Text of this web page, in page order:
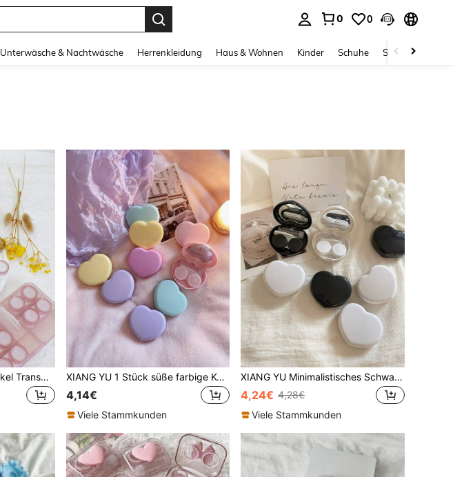
0 0
Unterwäsche & Nachtwäsche Herrenkleidung Haus & Wohnen Kinder Schuhe Schmuck &
eyekan 6-in-1 Klappdeckel Transparente Kontaktlinsenbox, minimalistisches tragbares Reiseset mit eleganter Aufbewahrungsbox und Pinzette für die Schule XIANG YU 1 Stück süße farbige Kontaktlinsenbox mit minimalistischem Design und Herz für Mädchen, niedliche Aufbewahrungsbox für Linsen, Halloween, Valentinstag, Schule
4,14€
Viele Stammkunden
XIANG YU Minimalistisches Schwarz-Weiß herzförmiges Mädchen-Herz-Design Kontaktlinsen-Etui mit Spiegel, tragbare farbige Kontaktlinsen-Aufbewahrungsbox für die Schule
4,24€ 4,28€
Viele Stammkunden